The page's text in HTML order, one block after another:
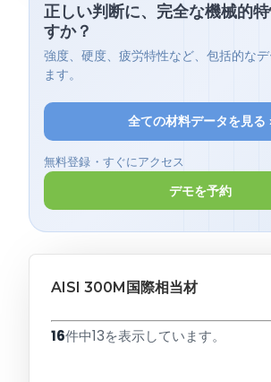
正しい判断に、完全な機械的
すか？
強度、硬度、疲労特性など、包括的な
ます。
全ての材料データを見る
無料登録・すぐにアクセス
デモを予約
AISI 300M国際相当材
16件中13を表示しています。